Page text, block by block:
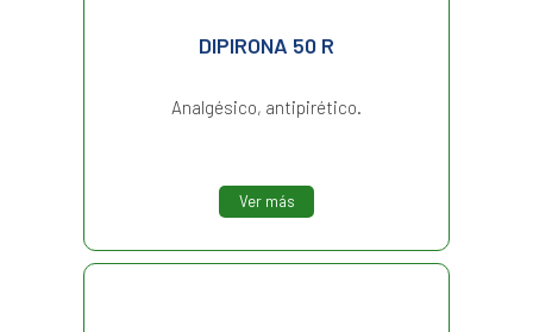
DIPIRONA 50 R
Analgésico, antipirético.
Ver más